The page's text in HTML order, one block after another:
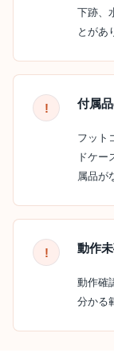
下跡、
とがあ
付属
フット
ドケー
属品が
動作
動作確
分かる